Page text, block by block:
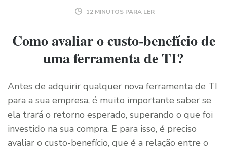
12 MINUTOS PARA LER
Como avaliar o custo-benefício de
uma ferramenta de TI?
Antes de adquirir qualquer nova ferramenta de TI
para a sua empresa, é muito importante saber se
ela trará o retorno esperado, superando o que foi
investido na sua compra. E para isso, é preciso
avaliar o custo-benefício, que é a relação entre o